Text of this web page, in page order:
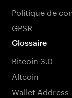
Politique de
GPSR
Glossaire
Bitcoin 3.0
Altcoin
Wallet Address